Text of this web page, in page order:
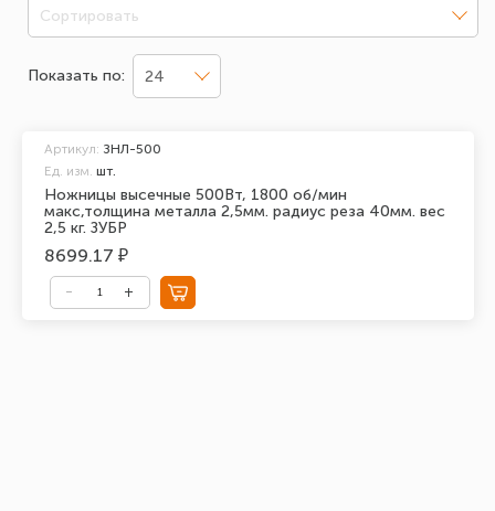
Сортировать
Показать по: 24
Ножницы высечные 500Вт, 1800 об/мин
макс,толщина металла 2,5мм. радиус реза 40мм. вес
2,5 кг. ЗУБР
Артикул: ЗНЛ-500
Ед. изм. шт.
8699.17 ₽